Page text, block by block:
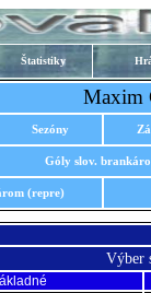
Štatistiky
Maxim
Sezóny
Góly slov.
(repre)
Výber